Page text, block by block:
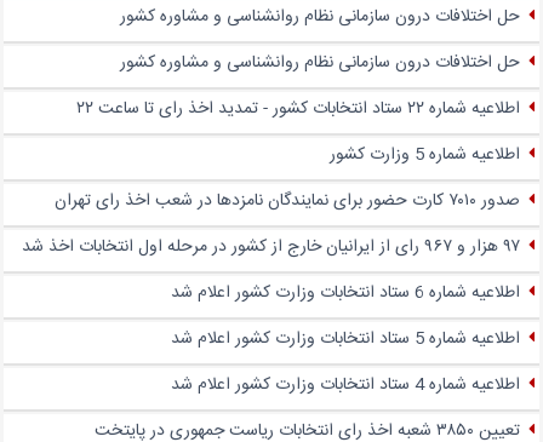
حل اختلافات درون سازمانی نظام روانشناسی و مشاوره کشور
حل اختلافات درون سازمانی نظام روانشناسی و مشاوره کشور
اطلاعیه شماره ۲۲ ستاد انتخابات کشور - تمدید اخذ رای تا ساعت ۲۲
اطلاعیه شماره 5 وزارت کشور
صدور ۷۰۱۰ کارت حضور برای نمایندگان نامزدها در شعب اخذ رای تهران
۹۷ هزار و ۹۶۷ رای از ایرانیان خارج از کشور در مرحله اول انتخابات اخذ شد
اطلاعیه شماره 6 ستاد انتخابات وزارت کشور اعلام شد
اطلاعیه شماره 5 ستاد انتخابات وزارت کشور اعلام شد
اطلاعیه شماره 4 ستاد انتخابات وزارت کشور اعلام شد
تعیین ۳۸۵۰ شعبه اخذ رای انتخابات ریاست جمهوری در پایتخت